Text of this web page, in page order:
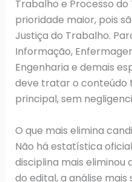
Trabalho e Processo
prioridade maior, pois
Justiça do Trabalho.
Informação,
Engenharia e demais
deve tratar o conteúdo
principal, sem
O que mais elimina
Não há estatística
disciplina mais eliminou
do edital, a análise mais